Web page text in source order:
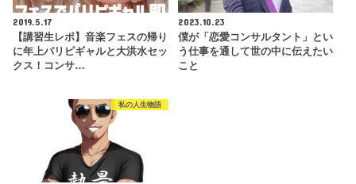
2019.5.17
【講習生レポ】音楽フェスの帰り
に年上パリピギャルと大洪水セッ
クス！コンサ…
2023.10.23
僕が「恋愛コンサルタント」とい
う仕事を通して世の中に伝えたい
こと
私の人生物語